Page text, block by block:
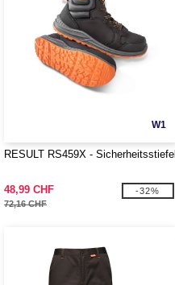
W1
RESULT RS459X - Sicherheitsstiefel
48,99 CHF
72,16 CHF
-32%